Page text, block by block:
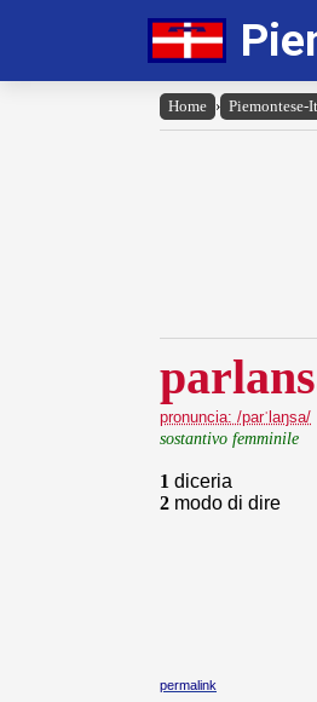
Home › Piemontese-
pronuncia: /parˈlaŋsa/
sostantivo femminile
1 diceria
2 modo di dire
permalink